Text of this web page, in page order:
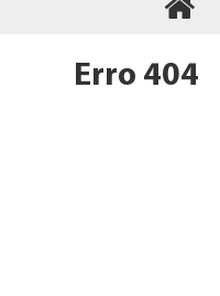
Erro 404